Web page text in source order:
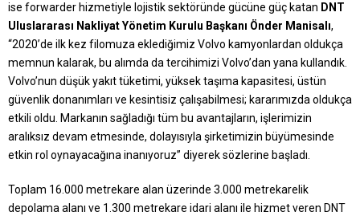
ise forwarder hizmetiyle lojistik sektöründe gücüne güç katan DNT
Uluslararası Nakliyat Yönetim Kurulu Başkanı Önder Manisalı,
“2020’de ilk kez filomuza eklediğimiz Volvo kamyonlardan oldukça
memnun kalarak, bu alımda da tercihimizi Volvo’dan yana kullandık.
Volvo’nun düşük yakıt tüketimi, yüksek taşıma kapasitesi, üstün
güvenlik donanımları ve kesintisiz çalışabilmesi; kararımızda oldukça
etkili oldu. Markanın sağladığı tüm bu avantajların, işlerimizin
aralıksız devam etmesinde, dolayısıyla şirketimizin büyümesinde
etkin rol oynayacağına inanıyoruz” diyerek sözlerine başladı.
Toplam 16.000 metrekare alan üzerinde 3.000 metrekarelik
depolama alanı ve 1.300 metrekare idari alanı ile hizmet veren DNT